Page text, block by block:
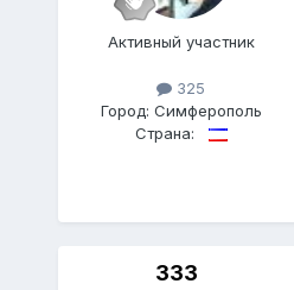
Активный участник
325
Город: Симферополь
Страна:
333